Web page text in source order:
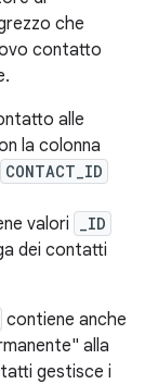
che
contatto
alle
la colonna
CONTACT_ID
valori _ID
dei contatti
contiene anche
alla
gestisce i